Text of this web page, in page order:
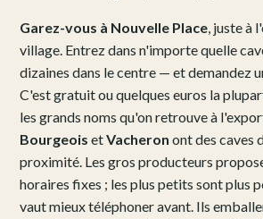
Garez-vous à Nouvelle Place, juste à
village. Entrez dans n'importe quelle
dizaines dans le centre — et demandez
C'est gratuit ou quelques euros la
les grands noms qu'on retrouve à
Bourgeois etVacheron ont des caves
proximité. Les gros producteurs
horaires fixes ; les plus petits sont plus
vaut mieux téléphoner avant. Ils